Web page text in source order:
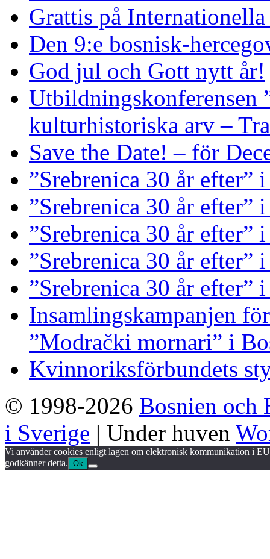
Grattis på
Den 9:e bosnisk-
God jul och Gott nytt år!
Utbildningskonferensen
kulturhistoriska arv –
Save the Date! – för
”Srebrenica 30 år efter”
”Srebrenica 30 år efter”
”Srebrenica 30 år efter”
”Srebrenica 30 år efter”
”Srebrenica 30 år efter”
Insamlingskampanjen
”Modrački mornari” i
Kvinnoriksförbundets
© 1998-2026 Bosnien och
i Sverige | Under huven
Vi använder cookies enligt lagen om elektronisk kommunikation i
godkänner detta. Ok